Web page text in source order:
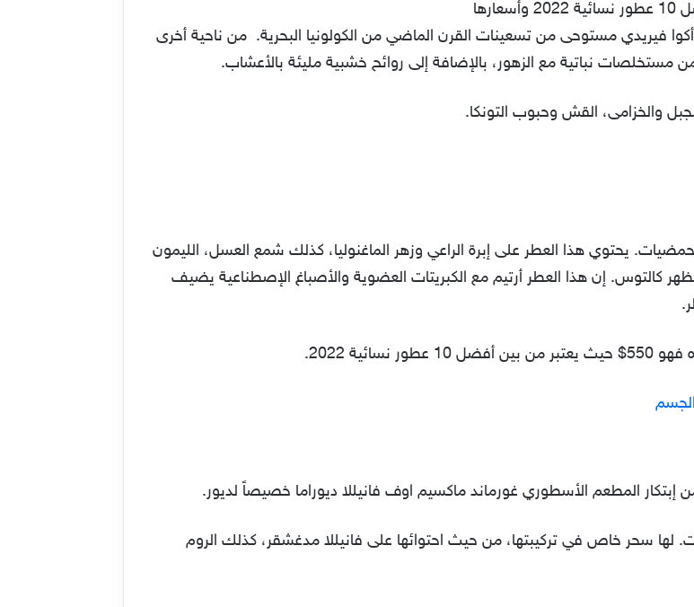
فيريدي مستوحى من تسعينات القرن الماضي من الكولونيا البحرية. من ناحية أخرى
نباتية مع الزهور، بالإضافة إلى روائح خشبية مليئة بالأعشاب.
والخزامى، القش وحبوب التونكا.
يحتوي هذا العطر على إبرة الراعي وزهر الماغنوليا، كذلك شمع العسل، الليمون
كالتوس. إن هذا العطر أرتيم مع الكبريتات العضوية والأصباغ الإصطناعية يضيف
2022.
المطعم الأسطوري غورماند ماكسيم اوف فانيللا ديوراما خصيصاً لديور.
لها سحر خاص في تركيبتها، من حيث احتوائها على فانيللا مدغشقر، كذلك الروم